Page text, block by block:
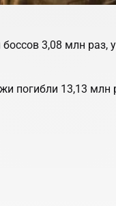
3,08 млн
13,13 млн